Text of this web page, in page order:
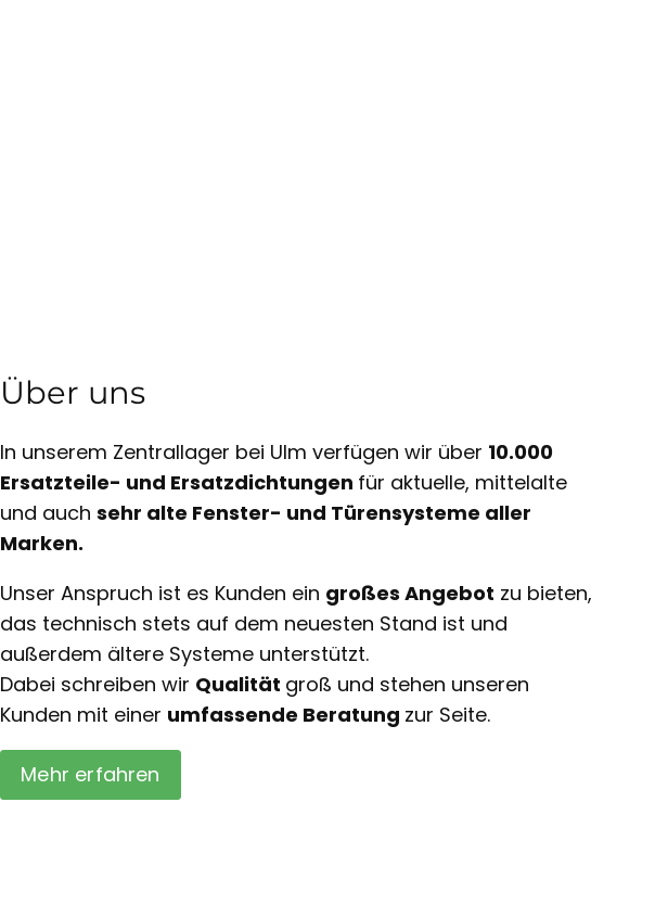
Über uns
In unserem Zentrallager bei Ulm verfügen wir über 10.000
Ersatzteile- und Ersatzdichtungen für aktuelle, mittelalte
und auchsehr alte Fenster- und Türensysteme aller
Marken.
Unser Anspruch ist es Kunden ein großes Angebot zu bieten,
das technisch stets auf dem neuesten Stand ist und
außerdem ältere Systeme unterstützt.
Dabei schreiben wir Qualität groß und stehen unseren
Kunden mit einer umfassende Beratung zur Seite.
Mehr erfahren